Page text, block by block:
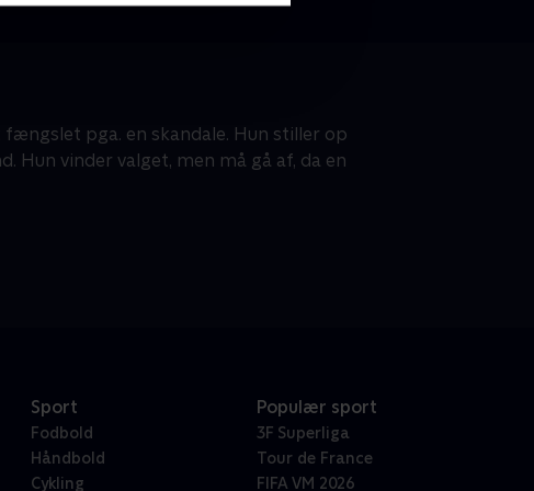
pga. en skandale. Hun stiller op
Hun vinder valget, men må gå af, da en
Sport
Fodbold
Håndbold
Cykling
Populær sport
3F Superliga
Tour de France
FIFA VM 2026